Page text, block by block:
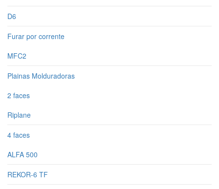
D6
Furar por corrente
MFC2
Plainas Molduradoras
2 faces
Riplane
4 faces
ALFA 500
REKOR-6 TF